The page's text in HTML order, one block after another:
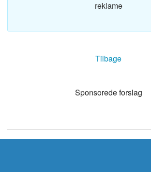
reklame
Tilbage
Sponsorede forslag